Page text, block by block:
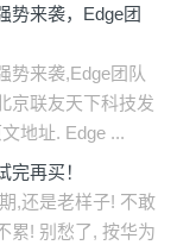
势来袭，Edge团
势来袭,Edge团队
京联友天下科技发
地址. Edge ...
再买！
,还是老样子! 不敢
累! 别愁了, 按华为